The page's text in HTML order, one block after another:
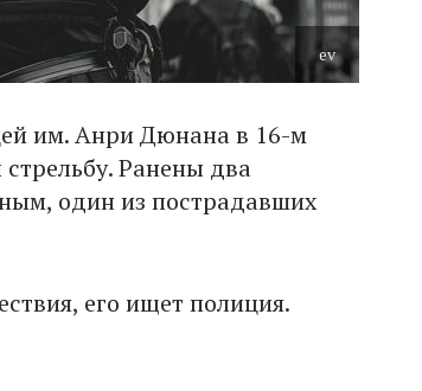
ev
им. Анри Дюнана в 16-м
Ранены два
один из пострадавших
его ищет полиция.